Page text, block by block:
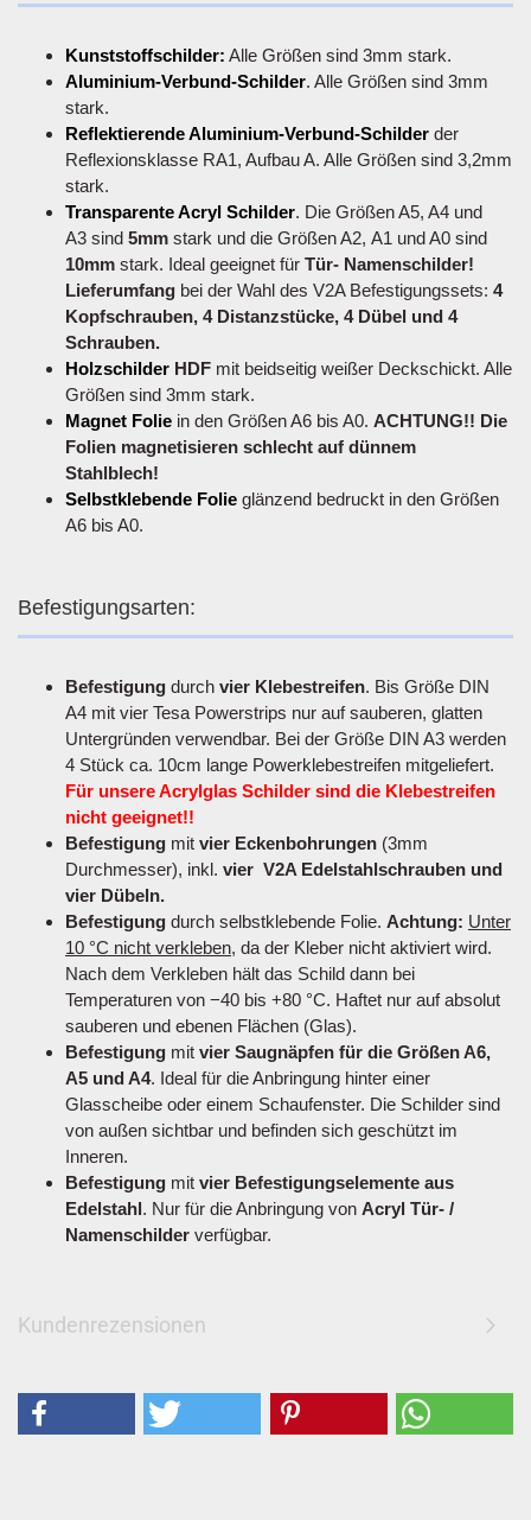
Kunststoffschilder: Alle Größen sind 3mm stark.
Aluminium-Verbund-Schilder. Alle Größen sind 3mm
stark.
Reflektierende Aluminium-Verbund-Schilder der
Reflexionsklasse RA1, Aufbau A. Alle Größen sind 3,2mm
stark.
Transparente Acryl Schilder. Die Größen A5, A4 und
A3 sind 5mm stark und die Größen A2, A1 und A0 sind
10mm stark. Ideal geeignet für Tür- Namenschilder!
Lieferumfang bei der Wahl des V2A Befestigungssets: 4
Kopfschrauben, 4 Distanzstücke, 4 Dübel und 4
Schrauben.
Holzschilder HDF mit beidseitig weißer Deckschickt. Alle
Größen sind 3mm stark.
Magnet Folie in den Größen A6 bis A0. ACHTUNG!! Die
Folien magnetisieren schlecht auf dünnem
Stahlblech!
Selbstklebende Folie glänzend bedruckt in den Größen
A6 bis A0.
Befestigungsarten:
Befestigung durch vier Klebestreifen. Bis Größe DIN
A4 mit vier Tesa Powerstrips nur auf sauberen, glatten
Untergründen verwendbar. Bei der Größe DIN A3 werden
4 Stück ca. 10cm lange Powerklebestreifen mitgeliefert.
Für unsere Acrylglas Schilder sind die Klebestreifen
nicht geeignet!!
Befestigung mit vier Eckenbohrungen (3mm
Durchmesser), inkl. vier V2A Edelstahlschrauben und
vier Dübeln.
Befestigung durch selbstklebende Folie. Achtung: Unter
10 °C nicht verkleben, da der Kleber nicht aktiviert wird.
Nach dem Verkleben hält das Schild dann bei
Temperaturen von −40 bis +80 °C. Haftet nur auf absolut
sauberen und ebenen Flächen (Glas).
Befestigung mit vier Saugnäpfen für die Größen A6,
A5 und A4. Ideal für die Anbringung hinter einer
Glasscheibe oder einem Schaufenster. Die Schilder sind
von außen sichtbar und befinden sich geschützt im
Inneren.
Befestigung mit vier Befestigungselemente aus
Edelstahl. Nur für die Anbringung von Acryl Tür- /
Namenschilder verfügbar.
Kundenrezensionen